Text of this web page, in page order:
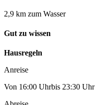
2,9 km zum Wasser
Gut zu wissen
Hausregeln
Anreise
Von 16:00 Uhrbis 23:30 Uhr